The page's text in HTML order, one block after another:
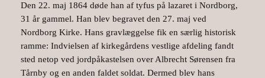
Den 22. maj 1864 døde han af tyfus på lazaret i Nordborg,
31 år gammel. Han blev begravet den 27. maj ved
Nordborg Kirke. Hans gravlæggelse fik en særlig historisk
ramme: Indvielsen af kirkegårdens vestlige afdeling fandt
sted netop ved jordpåkastelsen over Albrecht Sørensen fra
Tårnby og en anden faldet soldat. Dermed blev hans